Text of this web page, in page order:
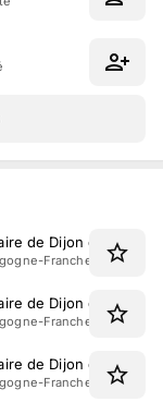
de Dijon du 2
Franche-Comté
de Dijon du 16
Franche-Comté
de Dijon du 30
Franche-Comté